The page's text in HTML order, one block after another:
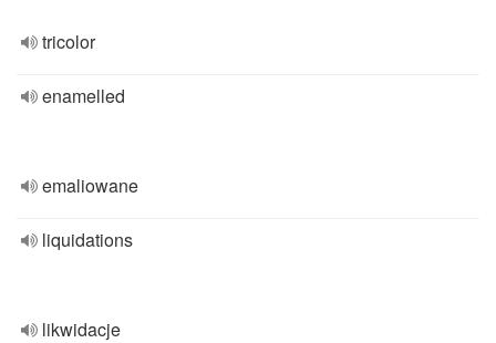
tricolor
enamelled
emaliowane
liquidations
likwidacje